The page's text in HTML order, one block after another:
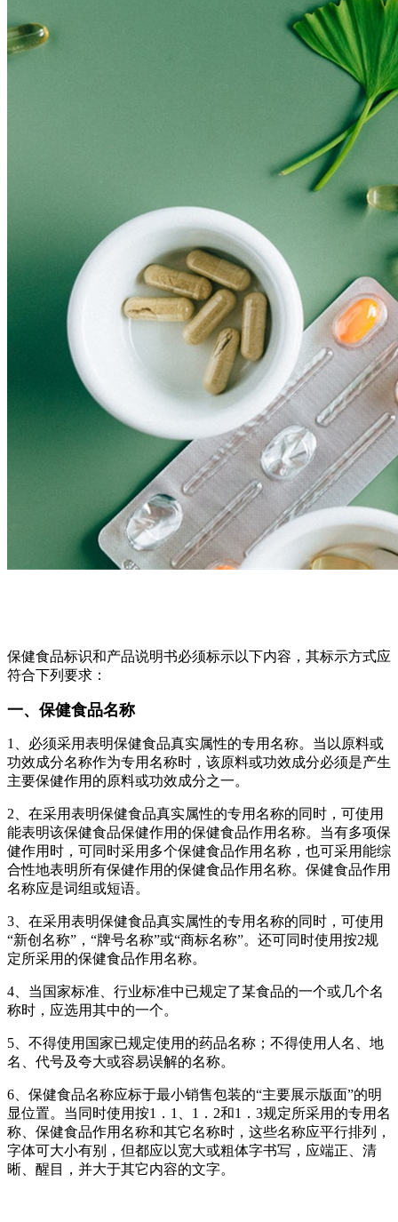
保健食品标识和产品说明书必须标示以下内容，其标示方式应
符合下列要求：
一、保健食品名称
1、必须采用表明保健食品真实属性的专用名称。当以原料或
功效成分名称作为专用名称时，该原料或功效成分必须是产生
主要保健作用的原料或功效成分之一。
2、在采用表明保健食品真实属性的专用名称的同时，可使用
能表明该保健食品保健作用的保健食品作用名称。当有多项保
健作用时，可同时采用多个保健食品作用名称，也可采用能综
合性地表明所有保健作用的保健食品作用名称。保健食品作用
名称应是词组或短语。
3、在采用表明保健食品真实属性的专用名称的同时，可使用
“新创名称”，“牌号名称”或“商标名称”。还可同时使用按2规
定所采用的保健食品作用名称。
4、当国家标准、行业标准中已规定了某食品的一个或几个名
称时，应选用其中的一个。
5、不得使用国家已规定使用的药品名称；不得使用人名、地
名、代号及夸大或容易误解的名称。
6、保健食品名称应标于最小销售包装的“主要展示版面”的明
显位置。当同时使用按1．1、1．2和1．3规定所采用的专用名
称、保健食品作用名称和其它名称时，这些名称应平行排列，
字体可大小有别，但都应以宽大或粗体字书写，应端正、清
晰、醒目，并大于其它内容的文字。